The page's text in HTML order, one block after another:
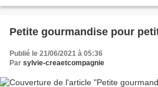
Petite gourmandise pour
Publié le 21/06/2021 à 05:36
Par sylvie-creaetcompagnie